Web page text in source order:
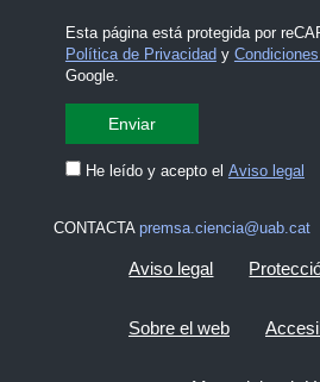
Esta página está protegida por
Política de Privacidad y
Google.
He leído y acepto el Aviso legal
CONTACTA premsa.ciencia@uab.cat
Aviso legal
Sobre el web